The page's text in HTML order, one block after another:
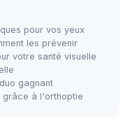
pour vos yeux
les prévenir
votre santé visuelle
gagnant
grâce à l'orthoptie